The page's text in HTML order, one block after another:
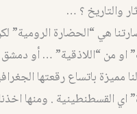
والتاريخ ؟ …
هي “الحضارة الرومية”
او من “اللاذقية” … أو
مميزة باتساع رقعتها
اي القسطنطينية . ومنها